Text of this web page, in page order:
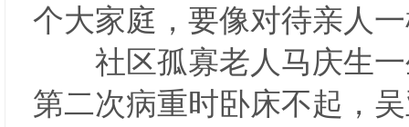
个大家庭，要像对待亲人
社区孤寡老人马庆生一
第二次病重时卧床不起，